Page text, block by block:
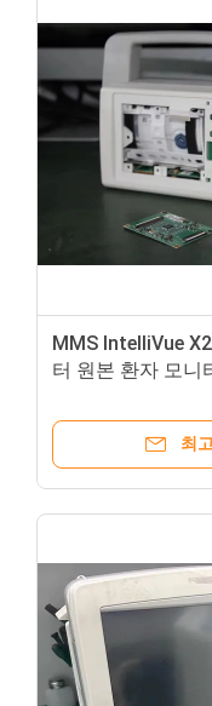
MMS IntelliVue
터 원본 환자 모니
최